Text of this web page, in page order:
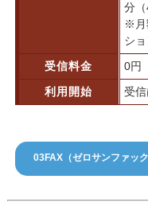
分
※月
シ
受信料金
0円
利用開始
受
03FAX（ゼロサンファッ